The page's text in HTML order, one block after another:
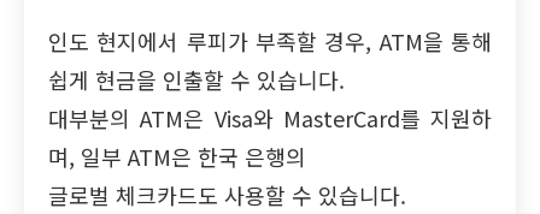
인도 현지에서 루피가 부족할 경우, ATM을 통해
쉽게 현금을 인출할 수 있습니다.
대부분의 ATM은 Visa와 MasterCard를 지원하
며, 일부 ATM은 한국 은행의
글로벌 체크카드도 사용할 수 있습니다.